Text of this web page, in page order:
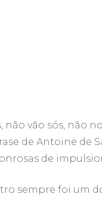
não vão sós, não
de Antoine de
de
sempre foi um